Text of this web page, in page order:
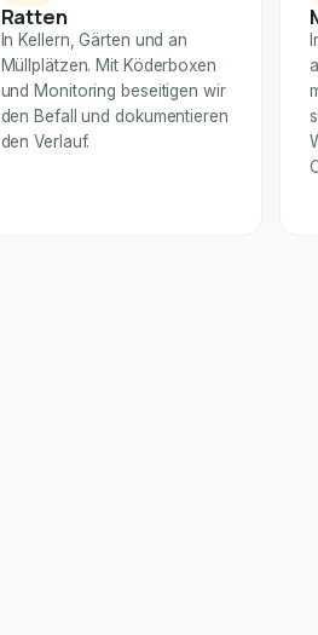
Ratten
In Kellern, Gärten und an
Müllplätzen. Mit Köderboxen
und Monitoring beseitigen wir
den Befall und dokumentieren
den Verlauf.